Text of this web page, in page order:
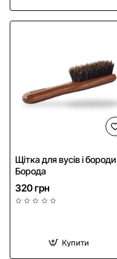
Щітка для вусів і бороди
Борода
320 грн
Купити